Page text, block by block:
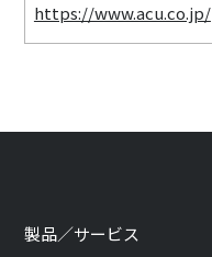
https://www.acu.co.jp/
製品／サービス